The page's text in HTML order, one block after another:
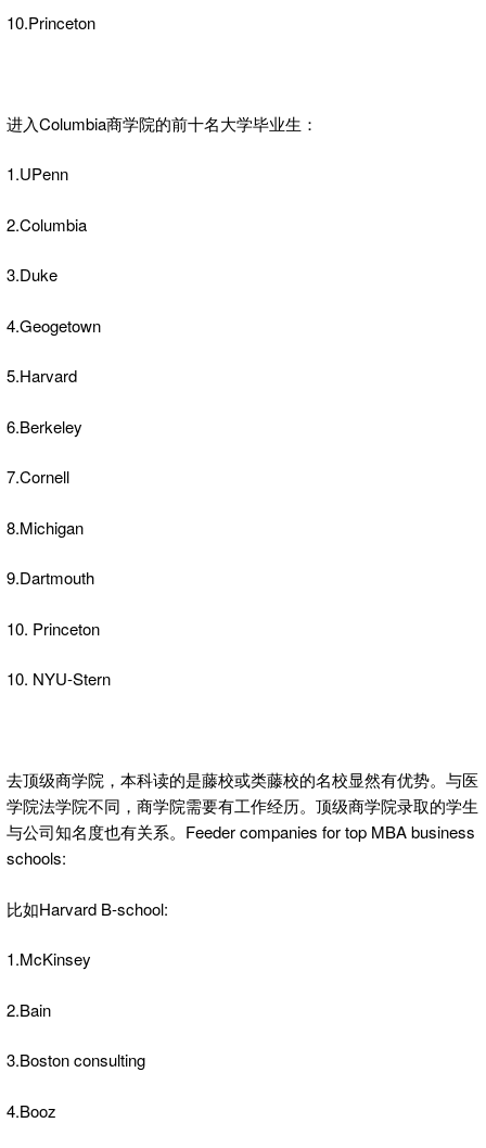
10.Princeton
进入Columbia商学院的前十名大学毕业生：
1.UPenn
2.Columbia
3.Duke
4.Geogetown
5.Harvard
6.Berkeley
7.Cornell
8.Michigan
9.Dartmouth
10. Princeton
10. NYU-Stern
去顶级商学院，本科读的是藤校或类藤校的名校显然有优势。与医
学院法学院不同，商学院需要有工作经历。顶级商学院录取的学生
与公司知名度也有关系。Feeder companies for top MBA business
schools:
比如Harvard B-school:
1.McKinsey
2.Bain
3.Boston consulting
4.Booz